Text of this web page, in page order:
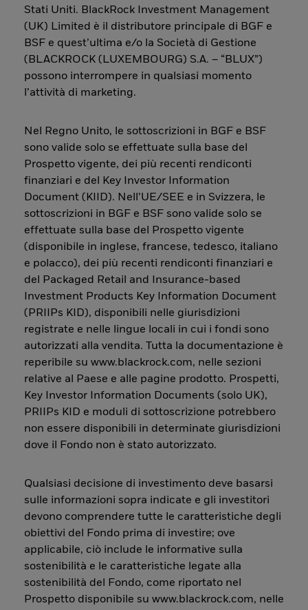
Stati Uniti. BlackRock Investment Management
(UK) Limited è il distributore principale di BGF e
BSF e quest’ultima e/o la Società di Gestione
(BLACKROCK (LUXEMBOURG) S.A. – “BLUX”)
possono interrompere in qualsiasi momento
l’attività di marketing.
Nel Regno Unito, le sottoscrizioni in BGF e BSF
sono valide solo se effettuate sulla base del
Prospetto vigente, dei più recenti rendiconti
finanziari e del Key Investor Information
Document (KIID). Nell’UE/SEE e in Svizzera, le
sottoscrizioni in BGF e BSF sono valide solo se
effettuate sulla base del Prospetto vigente
(disponibile in inglese, francese, tedesco, italiano
e polacco), dei più recenti rendiconti finanziari e
del Packaged Retail and Insurance-based
Investment Products Key Information Document
(PRIIPs KID), disponibili nelle giurisdizioni
registrate e nelle lingue locali in cui i fondi sono
autorizzati alla vendita. Tutta la documentazione è
reperibile su www.blackrock.com, nelle sezioni
relative al Paese e alle pagine prodotto. Prospetti,
Key Investor Information Documents (solo UK),
PRIIPs KID e moduli di sottoscrizione potrebbero
non essere disponibili in determinate giurisdizioni
dove il Fondo non è stato autorizzato.
Qualsiasi decisione di investimento deve basarsi
sulle informazioni sopra indicate e gli investitori
devono comprendere tutte le caratteristiche degli
obiettivi del Fondo prima di investire; ove
applicabile, ciò include le informative sulla
sostenibilità e le caratteristiche legate alla
sostenibilità del Fondo, come riportato nel
Prospetto disponibile su www.blackrock.com, nelle